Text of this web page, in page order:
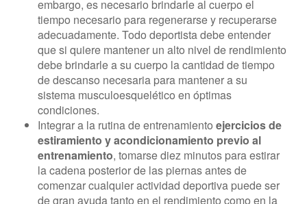
embargo, es necesario brindarle al cuerpo el
tiempo necesario para regenerarse y recuperarse
adecuadamente. Todo deportista debe entender
que si quiere mantener un alto nivel de rendimiento
debe brindarle a su cuerpo la cantidad de tiempo
de descanso necesaria para mantener a su
sistema musculoesquelético en óptimas
condiciones.
Integrar a la rutina de entrenamiento ejercicios de
estiramiento y acondicionamiento previo al
entrenamiento, tomarse diez minutos para estirar
la cadena posterior de las piernas antes de
comenzar cualquier actividad deportiva puede ser
de gran ayuda tanto en el rendimiento como en la